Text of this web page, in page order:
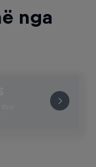
nga